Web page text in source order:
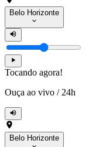
Belo Horizonte
Tocando agora!
Ouça ao vivo / 24h
Belo Horizonte